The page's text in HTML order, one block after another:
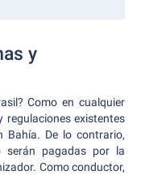
y
Como en cualquier
regulaciones existentes
Bahía. De lo contrario,
serán pagadas por la
Como conductor,